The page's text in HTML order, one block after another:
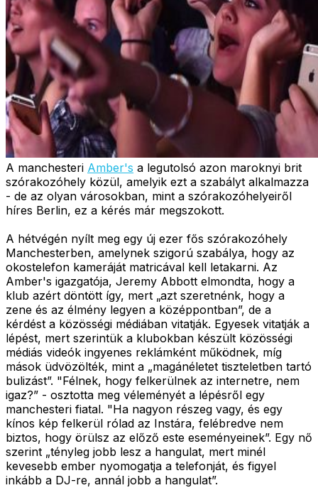
A manchesteri Amber's a legutolsó azon maroknyi brit
szórakozóhely közül, amelyik ezt a szabályt alkalmazza
- de az olyan városokban, mint a szórakozóhelyeiről
híres Berlin, ez a kérés már megszokott.
A hétvégén nyílt meg egy új ezer fős szórakozóhely
Manchesterben, amelynek szigorú szabálya, hogy az
okostelefon kameráját matricával kell letakarni. Az
Amber's igazgatója, Jeremy Abbott elmondta, hogy a
klub azért döntött így, mert „azt szeretnénk, hogy a
zene és az élmény legyen a középpontban”, de a
kérdést a közösségi médiában vitatják. Egyesek vitatják a
lépést, mert szerintük a klubokban készült közösségi
médiás videók ingyenes reklámként működnek, míg
mások üdvözölték, mint a „magánéletet tiszteletben tartó
bulizást”. "Félnek, hogy felkerülnek az internetre, nem
igaz?” - osztotta meg véleményét a lépésről egy
manchesteri fiatal. "Ha nagyon részeg vagy, és egy
kínos kép felkerül rólad az Instára, felébredve nem
biztos, hogy örülsz az előző este eseményeinek”. Egy nő
szerint „tényleg jobb lesz a hangulat, mert minél
kevesebb ember nyomogatja a telefonját, és figyel
inkább a DJ-re, annál jobb a hangulat”.